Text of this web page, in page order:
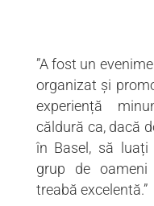
”A fost un
organizat și
experiență
căldură ca, dacă
în Basel, să luați
grup de
treabă excelentă.”